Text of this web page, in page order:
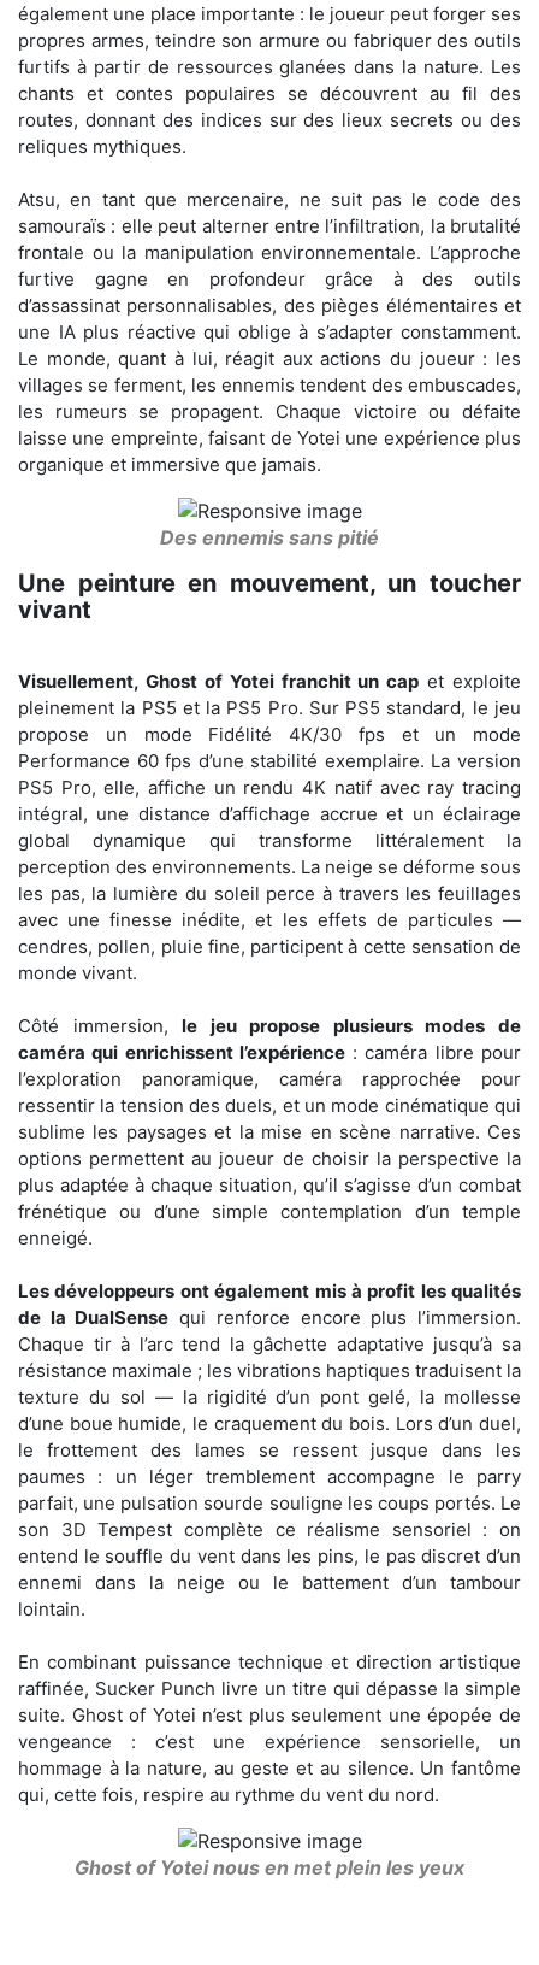
également une place importante : le joueur peut forger ses
propres armes, teindre son armure ou fabriquer des outils
furtifs à partir de ressources glanées dans la nature. Les
chants et contes populaires se découvrent au fil des
routes, donnant des indices sur des lieux secrets ou des
reliques mythiques.
Atsu, en tant que mercenaire, ne suit pas le code des
samouraïs : elle peut alterner entre l’infiltration, la brutalité
frontale ou la manipulation environnementale. L’approche
furtive gagne en profondeur grâce à des outils
d’assassinat personnalisables, des pièges élémentaires et
une IA plus réactive qui oblige à s’adapter constamment.
Le monde, quant à lui, réagit aux actions du joueur : les
villages se ferment, les ennemis tendent des embuscades,
les rumeurs se propagent. Chaque victoire ou défaite
laisse une empreinte, faisant de Yotei une expérience plus
organique et immersive que jamais.
Des ennemis sans pitié
Une peinture en mouvement, un toucher
vivant
Visuellement, Ghost of Yotei franchit un cap et exploite
pleinement la PS5 et la PS5 Pro. Sur PS5 standard, le jeu
propose un mode Fidélité 4K/30 fps et un mode
Performance 60 fps d’une stabilité exemplaire. La version
PS5 Pro, elle, affiche un rendu 4K natif avec ray tracing
intégral, une distance d’affichage accrue et un éclairage
global dynamique qui transforme littéralement la
perception des environnements. La neige se déforme sous
les pas, la lumière du soleil perce à travers les feuillages
avec une finesse inédite, et les effets de particules —
cendres, pollen, pluie fine, participent à cette sensation de
monde vivant.
Côté immersion,le jeu propose plusieurs modes de
caméra qui enrichissent l’expérience: caméra libre pour
l’exploration panoramique, caméra rapprochée pour
ressentir la tension des duels, et un mode cinématique qui
sublime les paysages et la mise en scène narrative. Ces
options permettent au joueur de choisir la perspective la
plus adaptée à chaque situation, qu’il s’agisse d’un combat
frénétique ou d’une simple contemplation d’un temple
enneigé.
Les développeurs ont également mis à profit les qualités
de la DualSense qui renforce encore plus l’immersion.
Chaque tir à l’arc tend la gâchette adaptative jusqu’à sa
résistance maximale ; les vibrations haptiques traduisent la
texture du sol — la rigidité d’un pont gelé, la mollesse
d’une boue humide, le craquement du bois. Lors d’un duel,
le frottement des lames se ressent jusque dans les
paumes : un léger tremblement accompagne le parry
parfait, une pulsation sourde souligne les coups portés. Le
son 3D Tempest complète ce réalisme sensoriel : on
entend le souffle du vent dans les pins, le pas discret d’un
ennemi dans la neige ou le battement d’un tambour
lointain.
En combinant puissance technique et direction artistique
raffinée, Sucker Punch livre un titre qui dépasse la simple
suite. Ghost of Yotei n’est plus seulement une épopée de
vengeance : c’est une expérience sensorielle, un
hommage à la nature, au geste et au silence. Un fantôme
qui, cette fois, respire au rythme du vent du nord.
Ghost of Yotei nous en met plein les yeux